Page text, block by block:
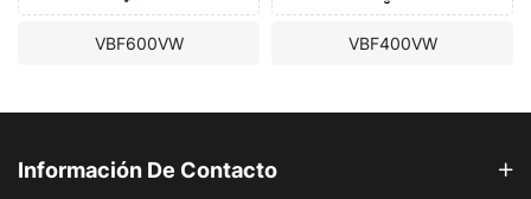
VBF600VW VBF400VW
Información De Contacto